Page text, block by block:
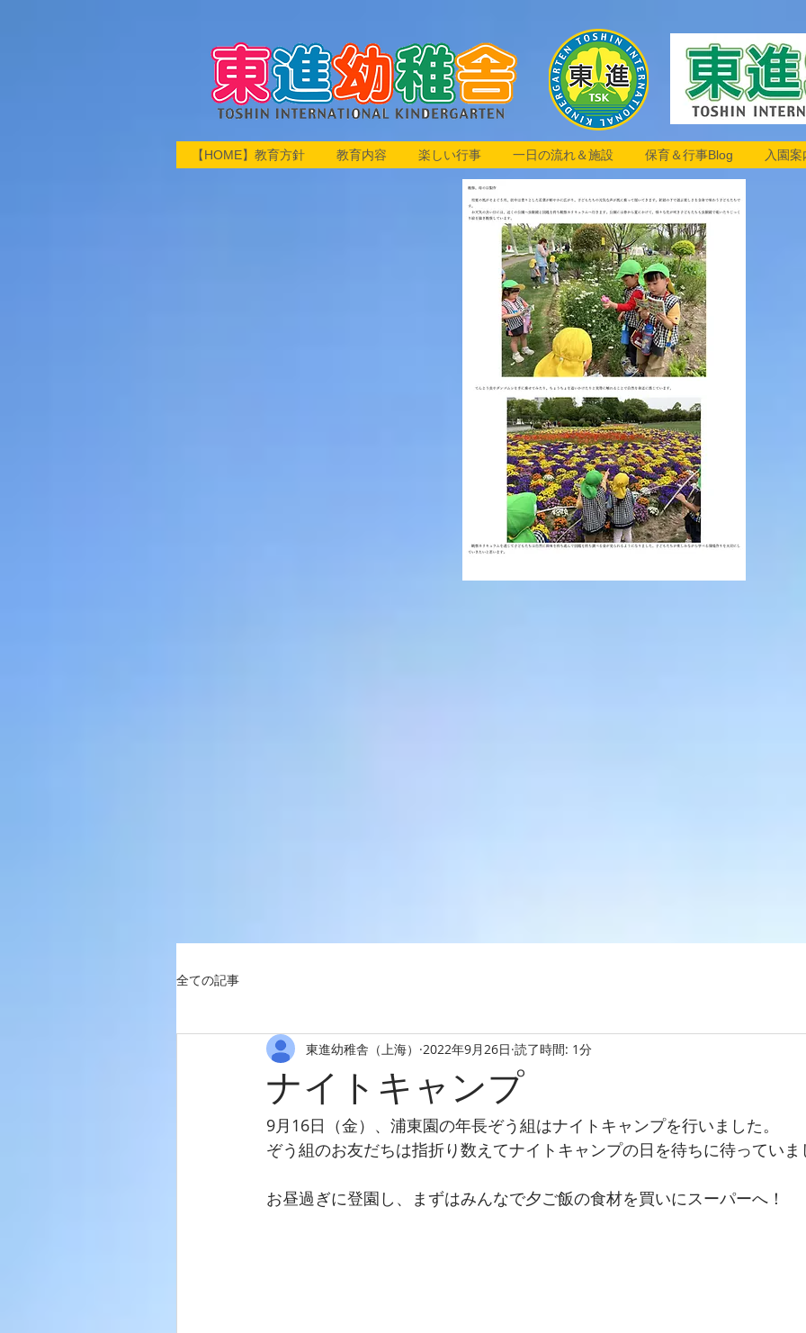
【HOME】教育方針 教育内容 楽しい行事 一日の流れ＆施設 保育＆行事Blog 入園案
全ての記事
ナイトキャンプ
東進幼稚舎（上海） 2022年9月26日 読了時間: 1分
9月16日（金）、浦東園の年長ぞう組はナイトキャンプを行いました。
ぞう組のお友だちは指折り数えてナイトキャンプの日を待ちに待っていま
お昼過ぎに登園し、まずはみんなで夕ご飯の食材を買いにスーパーへ！